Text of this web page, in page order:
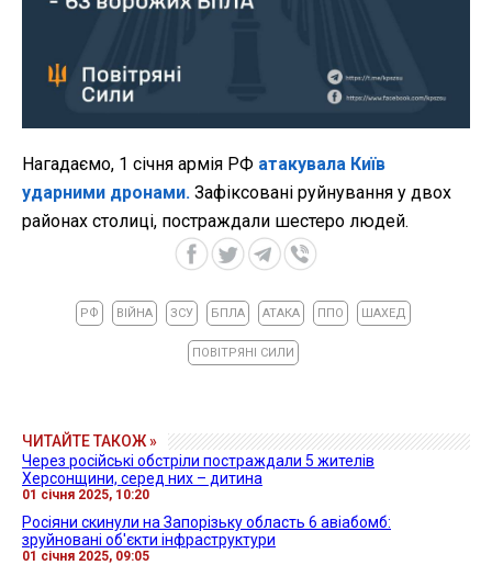
Нагадаємо, 1 січня армія РФ атакувала Київ
ударними дронами. Зафіксовані руйнування у двох
районах столиці, постраждали шестеро людей.
РФ ВІЙНА ЗСУ БПЛА АТАКА ППО ШАХЕД
ПОВІТРЯНІ СИЛИ
ЧИТАЙТЕ ТАКОЖ »
Через російські обстріли постраждали 5 жителів
Херсонщини, серед них – дитина
01 січня 2025, 10:20
Росіяни скинули на Запорізьку область 6 авіабомб:
зруйновані об'єкти інфраструктури
01 січня 2025, 09:05